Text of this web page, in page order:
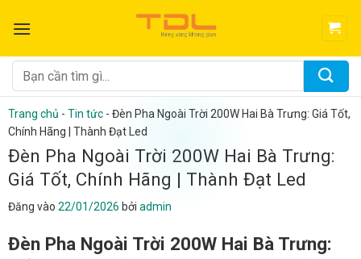
qua
dung
Tìm
kiếm:
Trang chủ - Tin tức - Đèn Pha Ngoài Trời 200W Hai Bà Trưng: Giá Tốt,
Chính Hãng | Thành Đạt Led
Đèn Pha Ngoài Trời 200W Hai Bà Trưng:
Giá Tốt, Chính Hãng | Thành Đạt Led
Đăng vào 22/01/2026 bởi admin
Đèn Pha Ngoài Trời 200W Hai Bà Trưng: